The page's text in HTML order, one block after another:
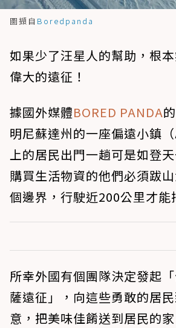
圖擷自 Boredpanda
如果少了汪星人的幫助，根
偉大的遠征！
據國外媒體BORED PANDA
明尼蘇達州的一座偏遠小鎮
上的居民出門一趟可是如登
購買生活物資的他們必須跋
個邊界，行駛近200公里才能
所幸外國有個團隊決定發起
薩遠征」，向這些勇敢的居
意，把美味佳餚送到居民的